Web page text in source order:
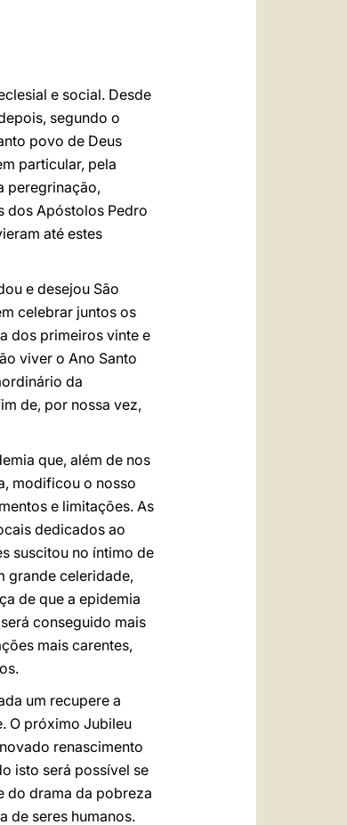
e social. Desde
segundo o
povo de Deus
particular, pela
peregrinação,
dos Apóstolos Pedro
até estes
e desejou São
celebrar juntos os
dos primeiros vinte e
viver o Ano Santo
da
de, por nossa vez,
que, além de nos
modificou o nosso
e limitações. As
dedicados ao
suscitou no íntimo de
grande celeridade,
de que a epidemia
conseguido mais
mais carentes,
um recupere a
O próximo Jubileu
renascimento
isto será possível se
do drama da pobreza
de seres humanos.